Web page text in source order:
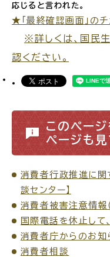
応じると言われた。
★「最終確認画面」のチ
※詳しくは、国民
認ください。
このペー
ページも
消費者行政推進に関
談センター】
消費者被害注意情報
国際電話を休止して
消費者庁からのお知
消費者相談